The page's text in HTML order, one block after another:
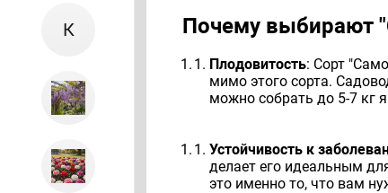
К Почему выбирают
Плодовитость: Сорт
мимо этого сорта.
можно собрать до 5-7 кг
Устойчивость к
делает его идеальным
это именно то, что вам